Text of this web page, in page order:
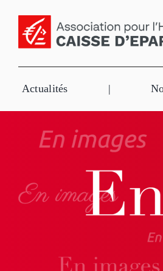
contenu
Actualités |